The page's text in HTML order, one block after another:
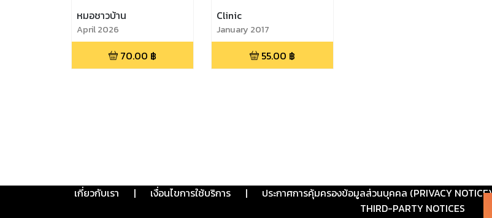
หมอชาวบ้าน
April 2026
70.00 ฿
Clinic
January 2017
55.00 ฿
เกี่ยวกับเรา | เงื่อนไขการใช้บริการ | ประกาศการคุ้มครองข้อมูลส่วนบุคคล (PRIVACY NOTICE)
THIRD-PARTY NOTICES